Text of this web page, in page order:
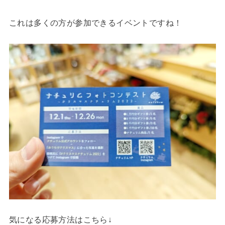
これは多くの方が参加できるイベントですね！
気になる応募方法はこちら↓